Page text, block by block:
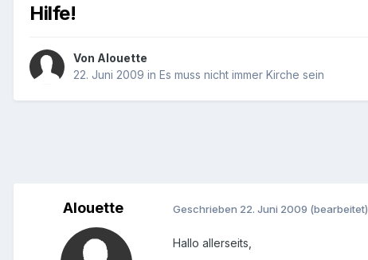
Hilfe!
Von Alouette
22. Juni 2009 in Es muss nicht immer Kirche sein
Alouette Geschrieben 22. Juni 2009 (bearbeitet)
Hallo allerseits,